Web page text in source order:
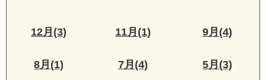
12月(3) 11月(1) 9月(4)
8月(1) 7月(4) 5月(3)